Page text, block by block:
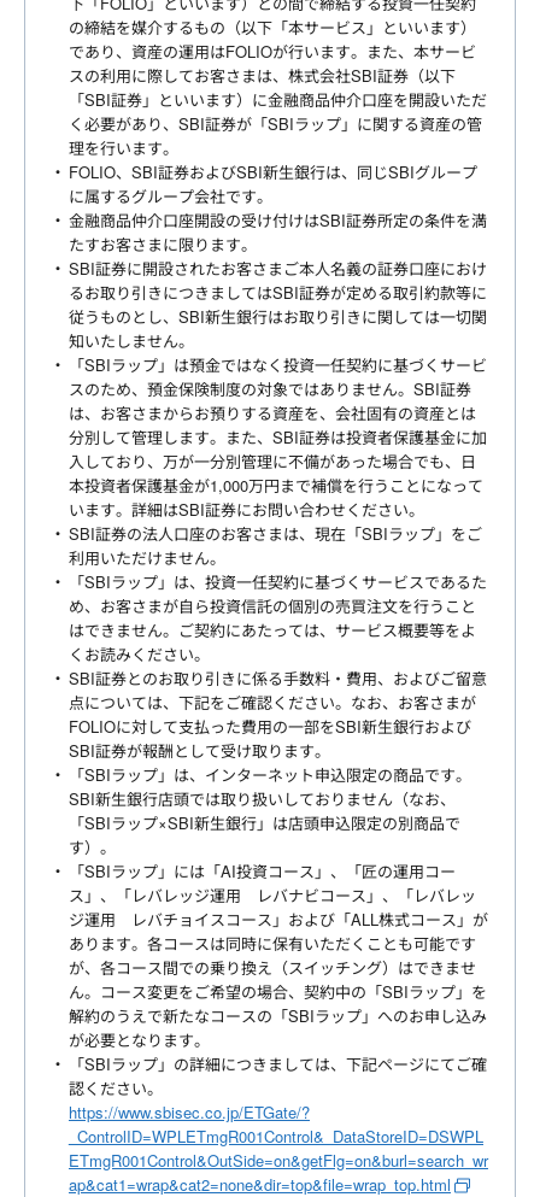
の締結を媒介するもの（以下「本サービス」といいます）
であり、資産の運用はFOLIOが行います。また、本サービ
スの利用に際してお客さまは、株式会社SBI証券（以下
「SBI証券」といいます）に金融商品仲介口座を開設いただ
く必要があり、SBI証券が「SBIラップ」に関する資産の管
理を行います。
FOLIO、SBI証券およびSBI新生銀行は、同じSBIグループ
に属するグループ会社です。
金融商品仲介口座開設の受け付けはSBI証券所定の条件を満
たすお客さまに限ります。
SBI証券に開設されたお客さまご本人名義の証券口座におけ
るお取り引きにつきましてはSBI証券が定める取引約款等に
従うものとし、SBI新生銀行はお取り引きに関しては一切関
知いたしません。
「SBIラップ」は預金ではなく投資一任契約に基づくサービ
スのため、預金保険制度の対象ではありません。SBI証券
は、お客さまからお預りする資産を、会社固有の資産とは
分別して管理します。また、SBI証券は投資者保護基金に加
入しており、万が一分別管理に不備があった場合でも、日
本投資者保護基金が1,000万円まで補償を行うことになって
います。詳細はSBI証券にお問い合わせください。
SBI証券の法人口座のお客さまは、現在「SBIラップ」をご
利用いただけません。
「SBIラップ」は、投資一任契約に基づくサービスであるた
め、お客さまが自ら投資信託の個別の売買注文を行うこと
はできません。ご契約にあたっては、サービス概要等をよ
くお読みください。
SBI証券とのお取り引きに係る手数料・費用、およびご留意
点については、下記をご確認ください。なお、お客さまが
FOLIOに対して支払った費用の一部をSBI新生銀行および
SBI証券が報酬として受け取ります。
「SBIラップ」は、インターネット申込限定の商品です。
SBI新生銀行店頭では取り扱いしておりません（なお、
「SBIラップ×SBI新生銀行」は店頭申込限定の別商品で
す）。
「SBIラップ」には「AI投資コース」、「匠の運用コー
ス」、「レバレッジ運用 レバナビコース」、「レバレッ
ジ運用 レバチョイスコース」および「ALL株式コース」が
あります。各コースは同時に保有いただくことも可能です
が、各コース間での乗り換え（スイッチング）はできませ
ん。コース変更をご希望の場合、契約中の「SBIラップ」を
解約のうえで新たなコースの「SBIラップ」へのお申し込み
が必要となります。
「SBIラップ」の詳細につきましては、下記ページにてご確
認ください。
https://www.sbisec.co.jp/ETGate/?
_ControlID=WPLETmgR001Control&_DataStoreID=DSWPL
ETmgR001Control&OutSide=on&getFlg=on&burl=search_wr
ap&cat1=wrap&cat2=none&dir=top&file=wrap_top.html